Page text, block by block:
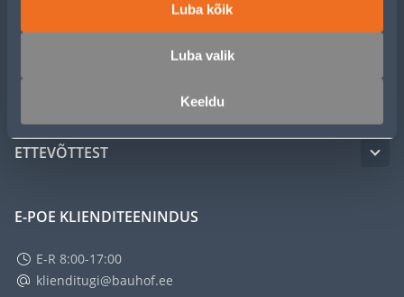
Luba kõik
Luba valik
Keeldu
ETTEVÕTTEST
E-POE KLIENDITEENINDUS
E-R 8:00-17:00
klienditugi@bauhof.ee